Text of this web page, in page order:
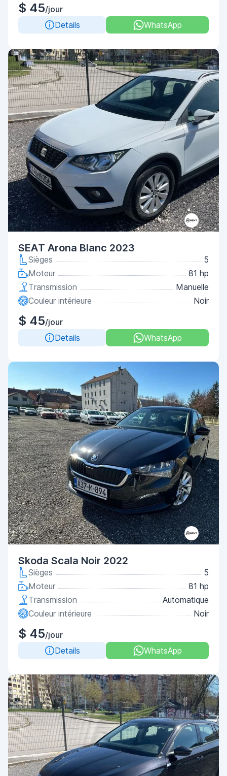
$ 45/jour
Details
WhatsApp
SEAT Arona Blanc 2023
Sièges
5
Moteur
81 hp
Transmission
Manuelle
Couleur intérieure
Noir
$ 45/jour
Details
WhatsApp
Skoda Scala Noir 2022
Sièges
5
Moteur
81 hp
Transmission
Automatique
Couleur intérieure
Noir
$ 45/jour
Details
WhatsApp